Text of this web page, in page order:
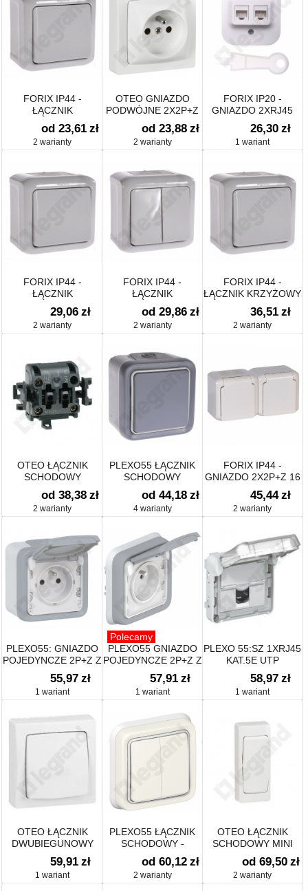
FORIX IP44 -
ŁĄCZNIK
JEDNOBIEGUNOWY
10 AX
od 23,61 zł
2 warianty
OTEO GNIAZDO
PODWÓJNE 2X2P+Z
Z PRZESŁONĄ
STYKÓW KOMPLET
od 23,88 zł
2 warianty
FORIX IP20 -
GNIAZDO 2XRJ45
KAT. 5E UTP BIAŁE
26,30 zł
1 wariant
FORIX IP44 -
ŁĄCZNIK
SCHODOWY 10 AX
29,06 zł
2 warianty
FORIX IP44 -
ŁĄCZNIK
ŚWIECZNIKOWY 10
AX
od 29,86 zł
2 warianty
FORIX IP44 -
ŁĄCZNIK KRZYŻOWY
10 AX
36,51 zł
2 warianty
OTEO ŁĄCZNIK
SCHODOWY
od 38,38 zł
2 warianty
PLEXO55 ŁĄCZNIK
SCHODOWY
od 44,18 zł
4 warianty
FORIX IP44 -
GNIAZDO 2X2P+Z 16
A - 250 V
45,44 zł
2 warianty
PLEXO55: GNIAZDO
POJEDYNCZE 2P+Z Z
PRZYSZŁONĄ SZARE
KOMPLET 16A-250V~
55,97 zł
1 wariant
Polecamy
PLEXO55 GNIAZDO
POJEDYNCZE 2P+Z Z
KLAPKĄ
57,91 zł
1 wariant
PLEXO 55:SZ 1XRJ45
KAT.5E UTP
58,97 zł
1 wariant
OTEO ŁĄCZNIK
DWUBIEGUNOWY
59,91 zł
1 wariant
PLEXO55 ŁĄCZNIK
SCHODOWY -
KOMPLET
PODTYNKOWY
od 60,12 zł
2 warianty
OTEO ŁĄCZNIK
SCHODOWY MINI
od 69,50 zł
2 warianty